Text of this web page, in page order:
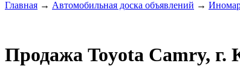
Главная → Автомобильная доска объявлений →
Продажа Toyota Camry, г.